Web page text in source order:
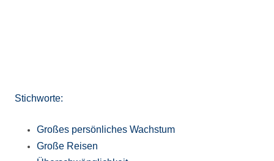
Stichworte:
Großes persönliches Wachstum
Große Reisen